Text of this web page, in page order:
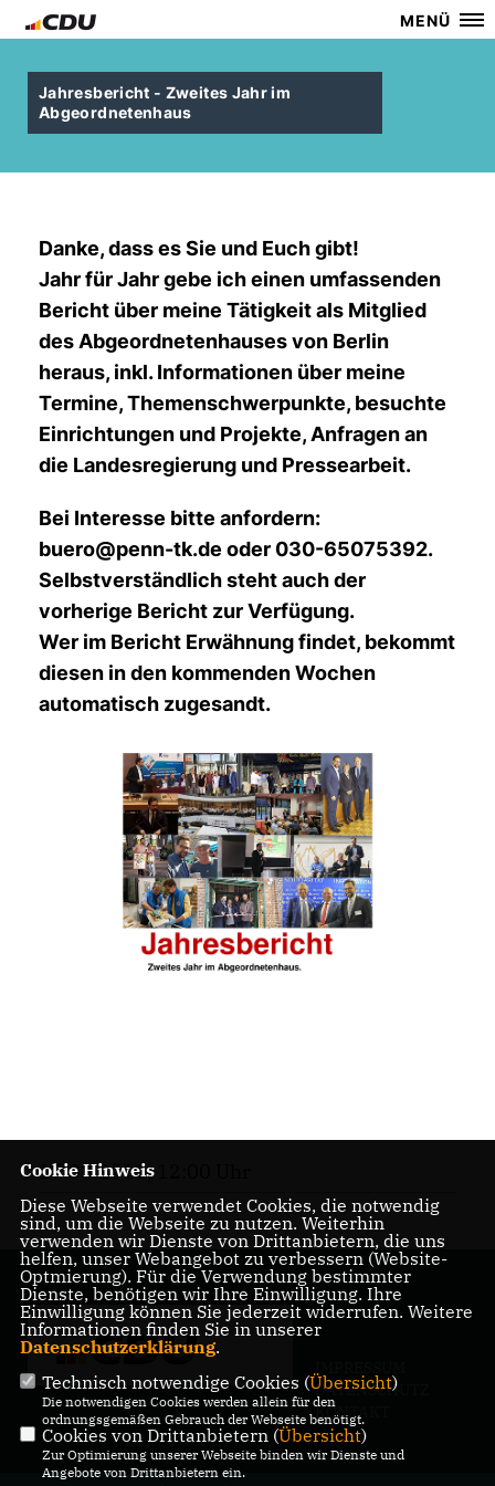
MENÜ
Jahresbericht - Zweites Jahr im
Abgeordnetenhaus
Danke, dass es Sie und Euch gibt!
Jahr für Jahr gebe ich einen umfassenden
Bericht über meine Tätigkeit als Mitglied
des Abgeordnetenhauses von Berlin
heraus, inkl. Informationen über meine
Termine, Themenschwerpunkte, besuchte
Einrichtungen und Projekte, Anfragen an
die Landesregierung und Pressearbeit.
Bei Interesse bitte anfordern:
buero@penn-tk.de oder 030-65075392.
Selbstverständlich steht auch der
vorherige Bericht zur Verfügung.
Wer im Bericht Erwähnung findet, bekommt
diesen in den kommenden Wochen
automatisch zugesandt.
17.03.2019, 12:00 Uhr
DATENSCHUTZ
KONTAKT
Cookie Hinweis
Diese Webseite verwendet Cookies, die notwendig
sind, um die Webseite zu nutzen. Weiterhin
verwenden wir Dienste von Drittanbietern, die uns
helfen, unser Webangebot zu verbessern (Website-
Optmierung). Für die Verwendung bestimmter
Dienste, benötigen wir Ihre Einwilligung. Ihre
Einwilligung können Sie jederzeit widerrufen. Weitere
Informationen finden Sie in unserer
Datenschutzerklärung.
Technisch notwendige Cookies (Übersicht)
Die notwendigen Cookies werden allein für den
ordnungsgemäßen Gebrauch der Webseite benötigt.
Cookies von Drittanbietern (Übersicht)
Zur Optimierung unserer Webseite binden wir Dienste und
Angebote von Drittanbietern ein.